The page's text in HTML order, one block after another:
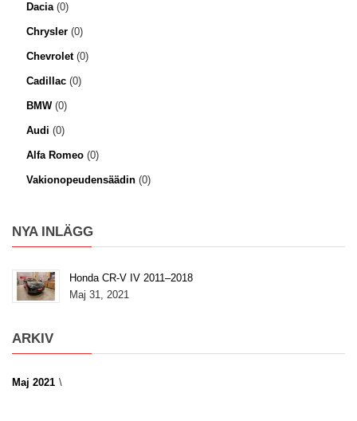
Dacia(0)
Chrysler (0)
Chevrolet(0)
Cadillac (0)
BMW(0)
Audi (0)
Alfa Romeo (0)
Vakionopeudensäädin (0)
NYA INLÄGG
Honda CR-V IV 2011–2018
Maj 31, 2021
ARKIV
Maj 2021